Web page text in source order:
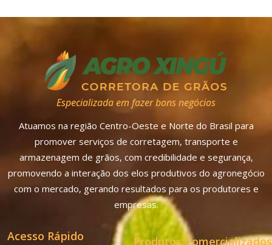
Especializada em fazer bons negócios
Atuamos na região Centro-Oeste e Norte do Brasil para
promover serviços de corretagem, transporte e
armazenagem de grãos, com credibilidade e segurança,
promovendo a interação dos elos produtivos do agronegócio
com o mercado, gerando resultados para os produtores e
empresas.
Acesso Rápido Produtos Comercializados